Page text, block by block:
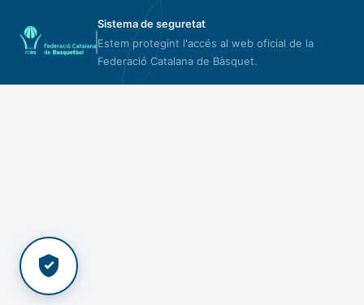
Sistema de seguretat
Estem protegint l'accés al web oficial de la
Federació Catalana de Bàsquet.